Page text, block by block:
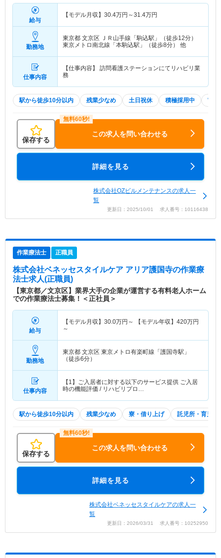
給与
【モデル月収】 30.4万円～31.4万円
勤務地
東京都 文京区 ＪＲ山手線「駒込駅」（徒歩12分）
東京メトロ南北線「本駒込駅」（徒歩8分） 他
仕事内容
【仕事内容】 訪問看護ステーションにてリハビリ業
務
駅から徒歩10分以内 残業少なめ 土日祝休 積極採用中
保存する
この求人を問い合わせる
詳細を見る
株式会社OZビルメンテナンスの求人一
覧
更新日：2025/10/01 求人番号：10116438
作業療法士 正職員
株式会社ベネッセスタイルケア アリア護国寺の作業療
法士求人(正職員)
【東京都／文京区】業界大手の企業が運営する有料老人ホーム
での作業療法士募集！＜正社員＞
給与
【モデル月収】 30.0万円～ 【モデル年収】 420万円
～
勤務地
東京都 文京区 東京メトロ有楽町線「護国寺駅」
（徒歩6分）
仕事内容
【1】ご入居者に対する以下のサービス提供 ご入居
時の機能評価 / リハビリプロ…
駅から徒歩10分以内 残業少なめ 寮・借り上げ 託児所・育児補
保存する
この求人を問い合わせる
詳細を見る
株式会社ベネッセスタイルケアの求人一
覧
更新日：2026/03/31 求人番号：10252950